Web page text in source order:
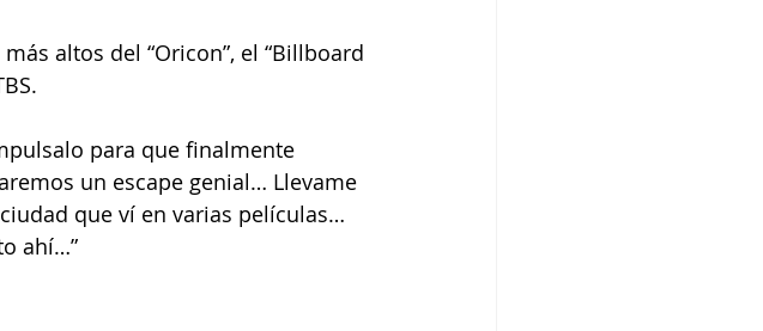
altos del “Oricon”, el “Billboard
para que finalmente
un escape genial… Llevame
que ví en varias películas…
ahí…”